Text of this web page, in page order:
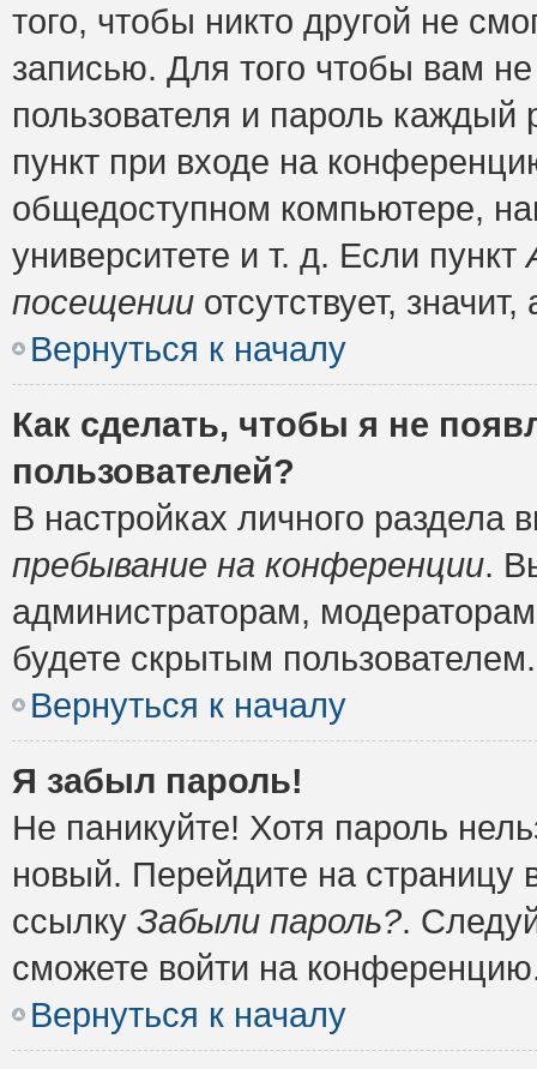
того, чтобы никто другой не
записью. Для того чтобы вам
пользователя и пароль
пункт при входе на
общедоступном компьютере,
университете и т. д. Если пункт
посещении отсутствует,
Вернуться к началу
Как сделать, чтобы я не
пользователей?
В настройках личного
пребывание на конференции.
администраторам,
будете скрытым пользователем.
Вернуться к началу
Я забыл пароль!
Не паникуйте! Хотя пароль
новый. Перейдите на
ссылку Забыли пароль?.
сможете войти на
Вернуться к началу